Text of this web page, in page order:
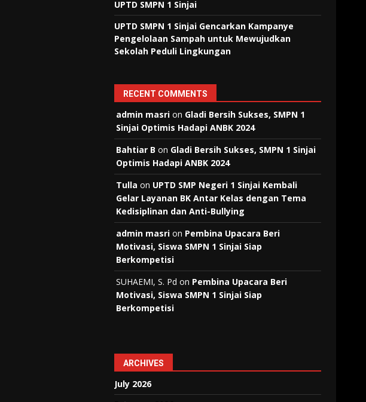
UPTD SMPN 1 Sinjai
UPTD SMPN 1 Sinjai Gencarkan Kampanye
Pengelolaan Sampah untuk Mewujudkan
Sekolah Peduli Lingkungan
RECENT COMMENTS
admin masri on Gladi Bersih Sukses, SMPN 1
Sinjai Optimis Hadapi ANBK 2024
Bahtiar B on Gladi Bersih Sukses, SMPN 1 Sinjai
Optimis Hadapi ANBK 2024
Tulla on UPTD SMP Negeri 1 Sinjai Kembali
Gelar Layanan BK Antar Kelas dengan Tema
Kedisiplinan dan Anti-Bullying
admin masri on Pembina Upacara Beri
Motivasi, Siswa SMPN 1 Sinjai Siap
Berkompetisi
SUHAEMI, S. Pd on Pembina Upacara Beri
Motivasi, Siswa SMPN 1 Sinjai Siap
Berkompetisi
ARCHIVES
July 2026